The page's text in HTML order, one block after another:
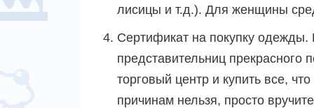
лисицы и т.д.). Для женщины
Сертификат на покупку
представительниц прекрасного
торговый центр и купить все,
причинам нельзя, просто